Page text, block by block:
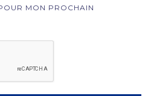
MON PROCHAIN